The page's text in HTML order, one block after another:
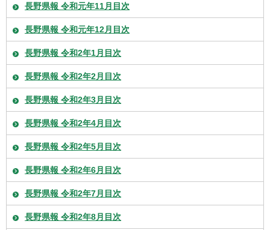
長野県報 令和元年11月目次
長野県報 令和元年12月目次
長野県報 令和2年1月目次
長野県報 令和2年2月目次
長野県報 令和2年3月目次
長野県報 令和2年4月目次
長野県報 令和2年5月目次
長野県報 令和2年6月目次
長野県報 令和2年7月目次
長野県報 令和2年8月目次